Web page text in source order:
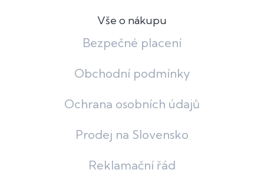
Vše o nákupu
Bezpečné placení
Obchodní podmínky
Ochrana osobních údajů
Prodej na Slovensko
Reklamační řád